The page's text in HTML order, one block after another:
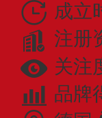
成立
注册
关注
品牌